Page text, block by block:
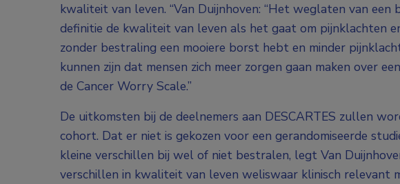
kwaliteit van leven. “Van Duijnhoven: “Het weglaten van
definitie de kwaliteit van leven als het gaat om pijnklachten
zonder bestraling een mooiere borst hebt en minder
kunnen zijn dat mensen zich meer zorgen gaan maken over
de Cancer Worry Scale.”
De uitkomsten bij de deelnemers aan DESCARTES zullen
cohort. Dat er niet is gekozen voor een gerandomiseerde
kleine verschillen bij wel of niet bestralen, legt Van
verschillen in kwaliteit van leven weliswaar klinisch relevant